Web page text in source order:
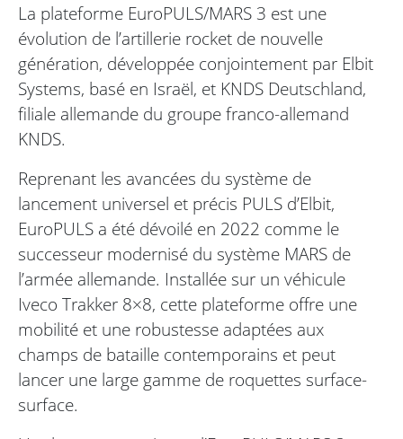
La plateforme EuroPULS/MARS 3 est une
évolution de l’artillerie rocket de nouvelle
génération, développée conjointement par Elbit
Systems, basé en Israël, et KNDS Deutschland,
filiale allemande du groupe franco-allemand
KNDS.
Reprenant les avancées du système de
lancement universel et précis PULS d’Elbit,
EuroPULS a été dévoilé en 2022 comme le
successeur modernisé du système MARS de
l’armée allemande. Installée sur un véhicule
Iveco Trakker 8×8, cette plateforme offre une
mobilité et une robustesse adaptées aux
champs de bataille contemporains et peut
lancer une large gamme de roquettes surface-
surface.